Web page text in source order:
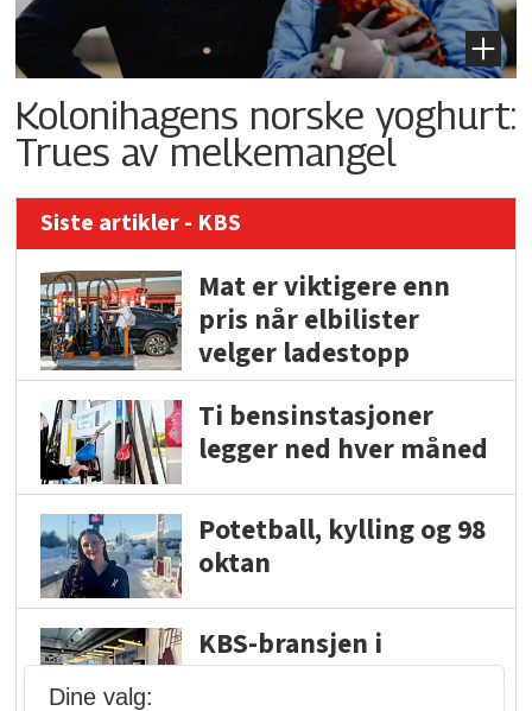
Kolonihagens norske yoghurt:
Trues av melkemangel
Siste artikler - KBS
Mat er viktigere enn
pris når elbilister
velger ladestopp
Ti bensinstasjoner
legger ned hver måned
Potetball, kylling og 98
oktan
KBS-bransjen i
endring: Stadig større
Dine valg: